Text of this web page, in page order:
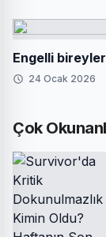
Engelli
24 Ocak 2026
Çok